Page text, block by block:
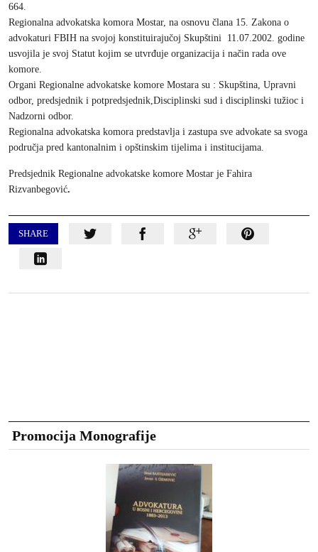
664.
Regionalna advokatska komora Mostar, na osnovu člana 15. Zakona o
advokaturi FBIH na svojoj konstituirajučoj Skupštini 11.07.2002. godine
usvojila je svoj Statut kojim se utvrđuje organizacija i način rada ove
komore.
Organi Regionalne advokatske komore Mostara su : Skupština, Upravni
odbor, predsjednik i potpredsjednik,Disciplinski sud i disciplinski tužioc i
Nadzorni odbor.
Regionalna advokatska komora predstavlja i zastupa sve advokate sa svoga
područja pred kantonalnim i opštinskim tijelima i institucijama.
Predsjednik Regionalne advokatske komore Mostar je Fahira
Rizvanbegović.
SHARE
Promocija Monografije